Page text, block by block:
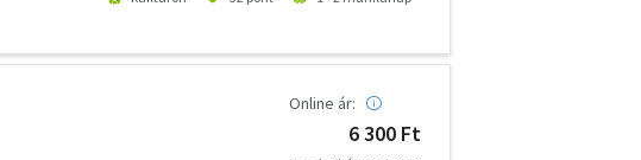
Online ár:
6 300 Ft